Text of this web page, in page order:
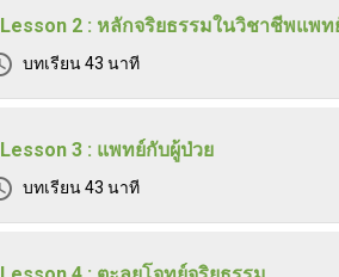
Lesson 2 : หลักจริยธรรมในวิชาชีพแพท
บทเรียน43 นาที
Lesson 3 : แพทย์กับผู้ป่วย
บทเรียน43 นาที